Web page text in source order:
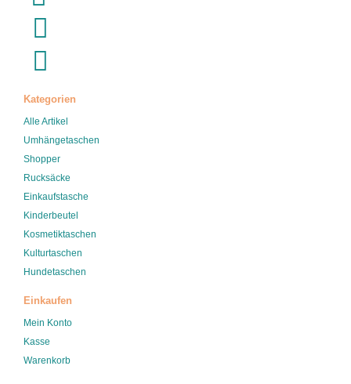
Kategorien
Alle Artikel
Umhängetaschen
Shopper
Rucksäcke
Einkaufstasche
Kinderbeutel
Kosmetiktaschen
Kulturtaschen
Hundetaschen
Einkaufen
Mein Konto
Kasse
Warenkorb